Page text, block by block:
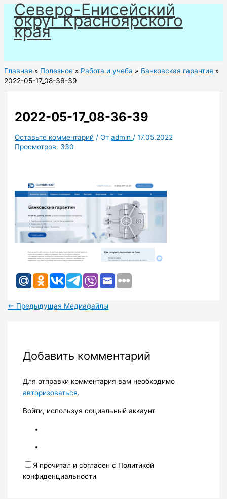
Перейти
содержимому
Северо-Енисейский
округ Красноярского
края
Главная Полезное Работа и учеба
Банковская гарантия
2022-05-17_08-36-39
2022-05-17_08-36-39
Оставьте комментарий / Отadmin /17.05.2022
Просмотров: 330
← Предыдущая Медиафайлы
Добавить комментарий
Для отправки комментария вам необходимо
авторизоваться.
Войти, используя социальный аккаунт
Я прочитал и согласен с Политикой
конфиденциальности